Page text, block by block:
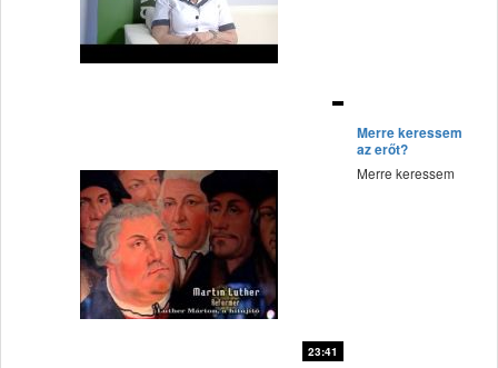
23:41
Merre keressem
az erőt?
Merre keressem